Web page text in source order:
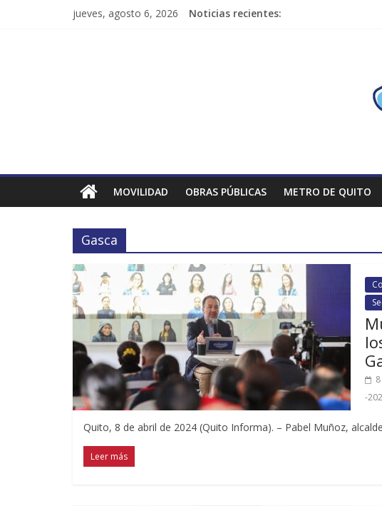
jueves, agosto 6, 2026 Noticias recientes:
MOVILIDAD OBRAS PÚBLICAS METRO DE QUITO
Gasca
-
Quito, 8 de abril de 2024 (Quito Informa). – Pabel Muñoz,
Leer más